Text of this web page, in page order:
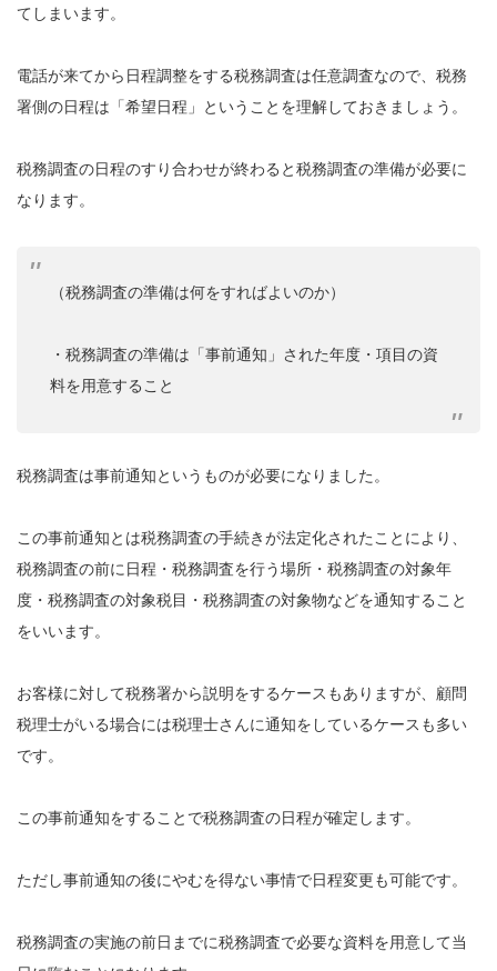
てしまいます。
電話が来てから日程調整をする税務調査は任意調査なので、税務
署側の日程は「希望日程」ということを理解しておきましょう。
税務調査の日程のすり合わせが終わると税務調査の準備が必要に
なります。
（税務調査の準備は何をすればよいのか）
・税務調査の準備は「事前通知」された年度・項目の資
料を用意すること
税務調査は事前通知というものが必要になりました。
この事前通知とは税務調査の手続きが法定化されたことにより、
税務調査の前に日程・税務調査を行う場所・税務調査の対象年
度・税務調査の対象税目・税務調査の対象物などを通知すること
をいいます。
お客様に対して税務署から説明をするケースもありますが、顧問
税理士がいる場合には税理士さんに通知をしているケースも多い
です。
この事前通知をすることで税務調査の日程が確定します。
ただし事前通知の後にやむを得ない事情で日程変更も可能です。
税務調査の実施の前日までに税務調査で必要な資料を用意して当